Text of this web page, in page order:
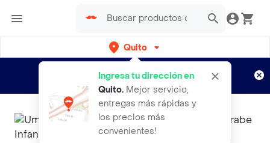
Quito
Ingresa tu dirección en
Quito. Mejor servicio,
entregas más rápidas y
los precios más
convenientes!
envíos gratis por semanas
Aplican TyC